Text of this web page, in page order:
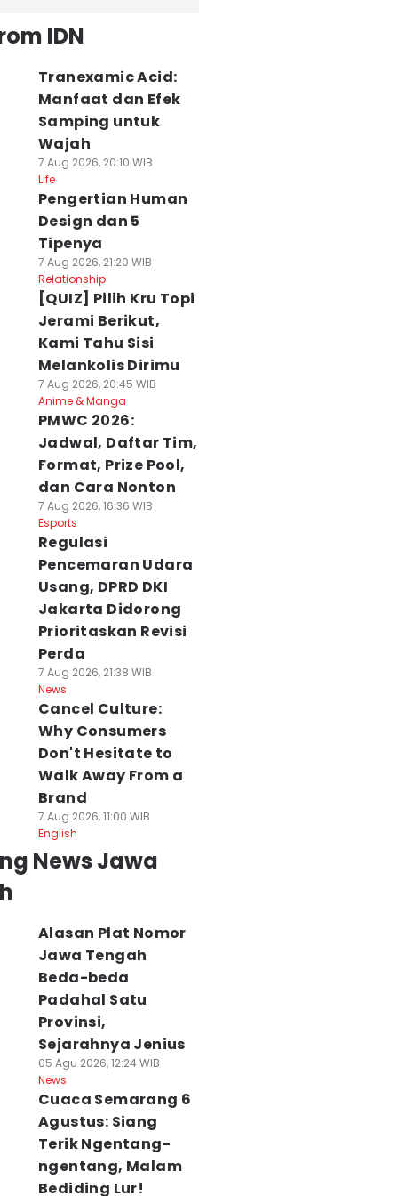
IDN
Tranexamic Acid:
Manfaat dan Efek
Samping untuk
Wajah
7 Aug 2026, 20:10 WIB
Life
Pengertian Human
Design dan 5
Tipenya
7 Aug 2026, 21:20 WIB
Relationship
[QUIZ] Pilih Kru Topi
Jerami Berikut,
Kami Tahu Sisi
Melankolis Dirimu
7 Aug 2026, 20:45 WIB
Anime & Manga
PMWC 2026:
Jadwal, Daftar Tim,
Format, Prize Pool,
dan Cara Nonton
7 Aug 2026, 16:36 WIB
Esports
Regulasi
Pencemaran Udara
Usang, DPRD DKI
Jakarta Didorong
Prioritaskan Revisi
Perda
7 Aug 2026, 21:38 WIB
News
Cancel Culture:
Why Consumers
Don't Hesitate to
Walk Away From a
Brand
7 Aug 2026, 11:00 WIB
English
News Jawa
Alasan Plat Nomor
Jawa Tengah
Beda-beda
Padahal Satu
Provinsi,
Sejarahnya Jenius
05 Agu 2026, 12:24 WIB
News
Cuaca Semarang 6
Agustus: Siang
Terik Ngentang-
ngentang, Malam
Bediding Lur!